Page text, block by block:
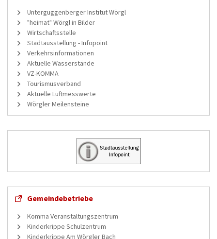
Unterguggenberger Institut Wörgl
"heimat" Wörgl in Bilder
Wirtschaftsstelle
Stadtausstellung - Infopoint
Verkehrsinformationen
Aktuelle Wasserstände
VZ-KOMMA
Tourismusverband
Aktuelle Luftmesswerte
Wörgler Meilensteine
Gemeindebetriebe
Komma Veranstaltungszentrum
Kinderkrippe Schulzentrum
Kinderkrippe Am Wörgler Bach